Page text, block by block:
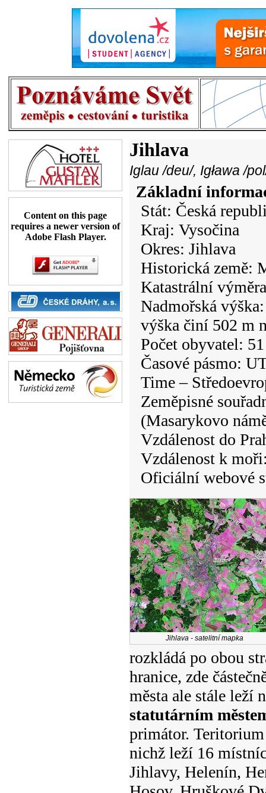
Content on this page
requires a newer version of
Adobe Flash Player.
Jihlava
Iglau /deu/, Igława /
Základní
Stát: Česká
Kraj: Vysočina
Okres: Jihlava
Historická země:
Katastrální
Nadmořská
výška činí 502 m
Počet obyvatel:
Časové pásmo:
Time –
Zeměpisné
(Masarykovo
Vzdálenost do
Vzdálenost k
Oficiální webové
Jihlava - satelitní mapka
rozkládá po obou
hranice, zde
města ale stále leží
statutárním
primátor.
nichž leží 16
Jihlavy, Helenín,